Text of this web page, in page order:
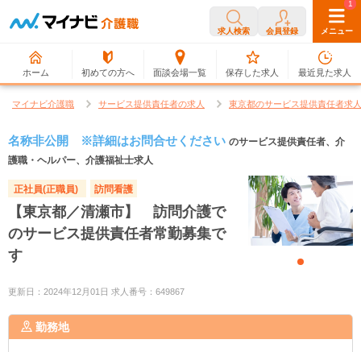
求人検索 会員登録 メニュー
ホーム 初めての方へ 面談会場一覧
0
保存した求人
1
最近見た求人
マイナビ介護職 サービス提供責任者の求人 東京都のサービス提供責任者求人
名称非公開 ※詳細はお問合せください のサービス提供責任者、介
護職・ヘルパー、介護福祉士求人
正社員(正職員) 訪問看護
【東京都／清瀬市】 訪問介護で
のサービス提供責任者常勤募集で
す
更新日：2024年12月01日 求人番号：649867
勤務地